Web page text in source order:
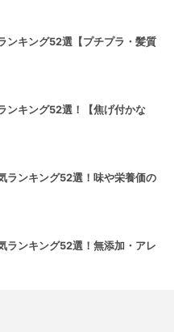
ンキング52選【プチプラ・髪質
ンキング52選！【焦げ付かな
ランキング52選！味や栄養価の
ランキング52選！無添加・アレ